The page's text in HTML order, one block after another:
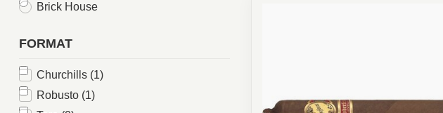
Brick House
FORMAT
Churchills (1)
Robusto (1)